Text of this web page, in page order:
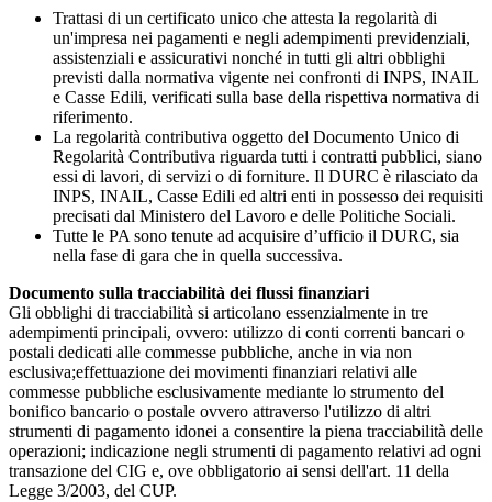
Trattasi di un certificato unico che attesta la regolarità di
un'impresa nei pagamenti e negli adempimenti previdenziali,
assistenziali e assicurativi nonché in tutti gli altri obblighi
previsti dalla normativa vigente nei confronti di INPS, INAIL
e Casse Edili, verificati sulla base della rispettiva normativa di
riferimento.
La regolarità contributiva oggetto del Documento Unico di
Regolarità Contributiva riguarda tutti i contratti pubblici, siano
essi di lavori, di servizi o di forniture. Il DURC è rilasciato da
INPS, INAIL, Casse Edili ed altri enti in possesso dei requisiti
precisati dal Ministero del Lavoro e delle Politiche Sociali.
Tutte le PA sono tenute ad acquisire d’ufficio il DURC, sia
nella fase di gara che in quella successiva.
Documento sulla tracciabilità dei flussi finanziari
Gli obblighi di tracciabilità si articolano essenzialmente in tre
adempimenti principali, ovvero: utilizzo di conti correnti bancari o
postali dedicati alle commesse pubbliche, anche in via non
esclusiva;effettuazione dei movimenti finanziari relativi alle
commesse pubbliche esclusivamente mediante lo strumento del
bonifico bancario o postale ovvero attraverso l'utilizzo di altri
strumenti di pagamento idonei a consentire la piena tracciabilità delle
operazioni; indicazione negli strumenti di pagamento relativi ad ogni
transazione del CIG e, ove obbligatorio ai sensi dell'art. 11 della
Legge 3/2003, del CUP.